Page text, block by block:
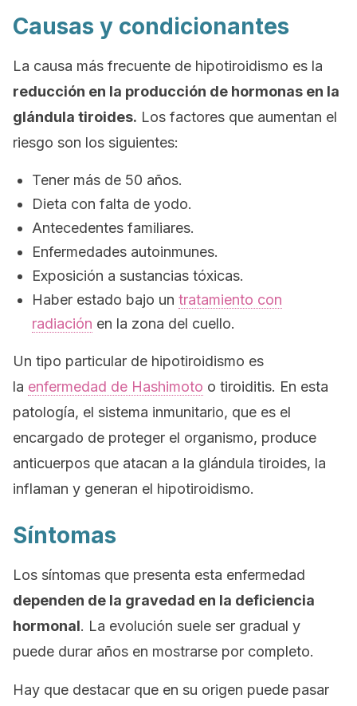
Causas y condicionantes
La causa más frecuente de hipotiroidismo es la
reducción en la producción de hormonas en la
glándula tiroides. Los factores que aumentan el
riesgo son los siguientes:
Tener más de 50 años.
Dieta con falta de yodo.
Antecedentes familiares.
Enfermedades autoinmunes.
Exposición a sustancias tóxicas.
Haber estado bajo un tratamiento con
radiación en la zona del cuello.
Un tipo particular de hipotiroidismo es
la enfermedad de Hashimoto o tiroiditis. En esta
patología, el sistema inmunitario, que es el
encargado de proteger el organismo, produce
anticuerpos que atacan a la glándula tiroides, la
inflaman y generan el hipotiroidismo.
Síntomas
Los síntomas que presenta esta enfermedad
dependen de la gravedad en la deficiencia
hormonal. La evolución suele ser gradual y
puede durar años en mostrarse por completo.
Hay que destacar que en su origen puede pasar